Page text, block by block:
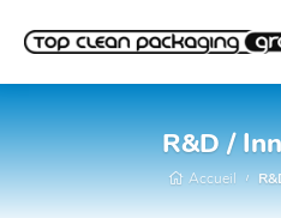
R&D /
Accueil